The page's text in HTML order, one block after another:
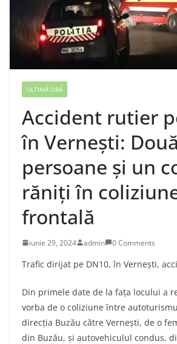
ULTIMĂ ORĂ
Accident rutier
în Vernești: Două
persoane și un
răniți în
frontală
iunie 29, 2024 admin 0 Comments
Trafic dirijat pe DN10, în Vernești,
Din primele date de la fața locului a
vorba de o coliziune între
direcția Buzău către Vernești, de o
din Buzău, și autovehiculul condus,